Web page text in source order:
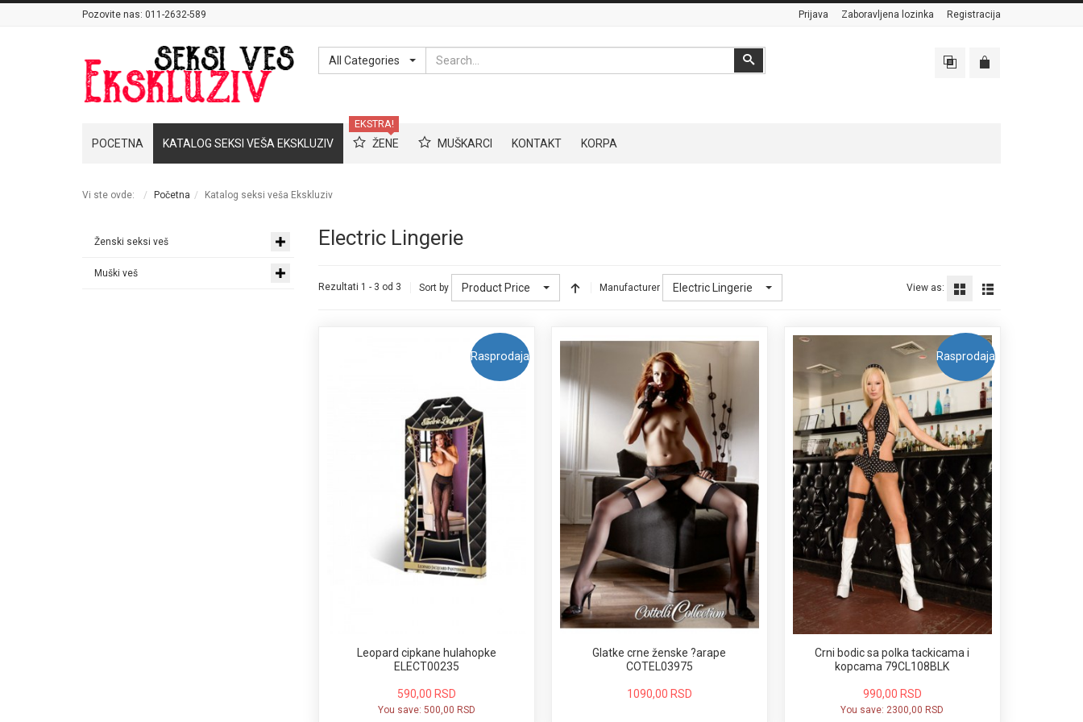
Pozovite nas: 011-2632-589 Prijava Zaboravljena lozinka Registracija
All Categories Search
Search
POCETNA KATALOG SEKSI VEŠA EKSKLUZIV ŽENE
EKSTRA!
MUŠKARCI KONTAKT KORPA
Vi ste ovde: Početna Katalog seksi veša Ekskluziv
Electric Lingerie
Rezultati 1 - 3 od 3 Sort by Product Price Manufacturer Electric Lingerie View as:
Rasprodaja
Leopard cipkane hulahopke
ELECT00235
590,00 RSD
You save: 500,00 RSD
Glatke crne ženske ?arape
COTEL03975
1090,00 RSD
Rasprodaja
Crni bodic sa polka tackicama i
kopcama 79CL108BLK
990,00 RSD
You save: 2300,00 RSD
Ženski seksi veš
Muški veš